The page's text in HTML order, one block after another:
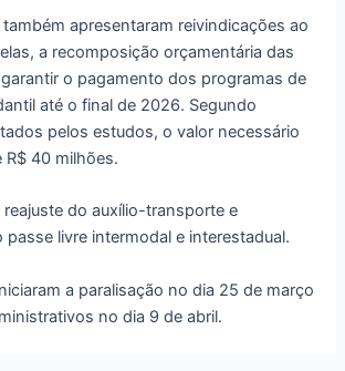
apresentaram reivindicações ao
a recomposição orçamentária das
o pagamento dos programas de
até o final de 2026. Segundo
pelos estudos, o valor necessário
40 milhões.
do auxílio-transporte e
passe livre intermodal e interestadual.
a paralisação no dia 25 de março
no dia 9 de abril.